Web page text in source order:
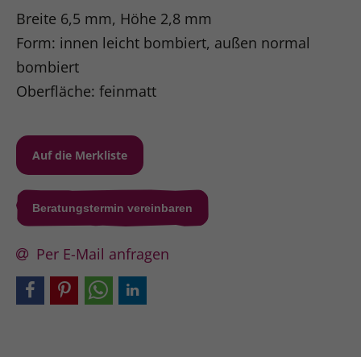
Breite 6,5 mm, Höhe 2,8 mm
Form: innen leicht bombiert, außen normal
bombiert
Oberfläche: feinmatt
Beratungstermin vereinbaren
Per E-Mail anfragen